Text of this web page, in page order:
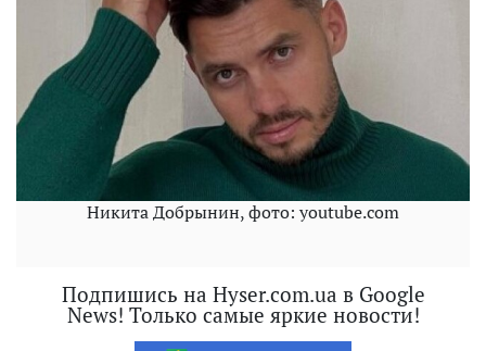
Никита Добрынин, фото: youtube.com
Подпишись на Hyser.com.ua в Google
News! Только самые яркие новости!